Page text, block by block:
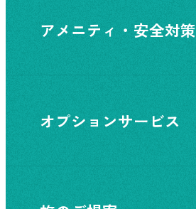
アメニティ・安全対策
オプションサービス